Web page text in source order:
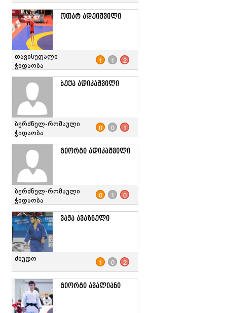
ოთარ ადეიშვილი
თავისუფალი
ჭიდაობა
1 1 2
ბექა ადიკაშვილი
ბერძნულ-რომაული
ჭიდაობა
0 0 1
გიორგი ადიკაშვილი
ბერძნულ-რომაული
ჭიდაობა
0 1 0
ვაჟა ავაზნელი
ძიუდო 1 0 2
გიორგი ავალიანი